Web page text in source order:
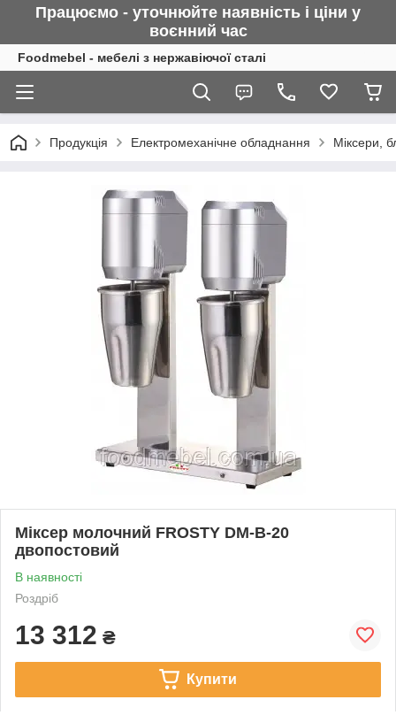
Працюємо - уточнюйте наявність і ціни у
воєнний час
Foodmebel - мебелі з нержавіючої сталі
Продукція Електромеханічне обладнання Міксери,
Міксер молочний FROSTY DM-B-20
двопостовий
В наявності
Роздріб
13 312 ₴
Купити